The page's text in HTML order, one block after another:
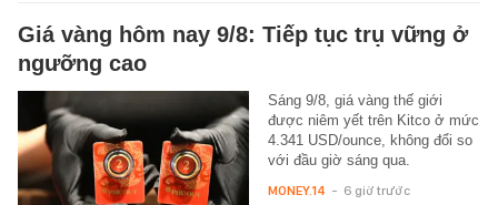
Giá vàng hôm nay 9/8: Tiếp tục trụ vững ở
ngưỡng cao
Sáng 9/8, giá vàng thế giới
được niêm yết trên Kitco ở mức
4.341 USD/ounce, không đổi so
với đầu giờ sáng qua.
MONEY.14 - 6 giờ trước